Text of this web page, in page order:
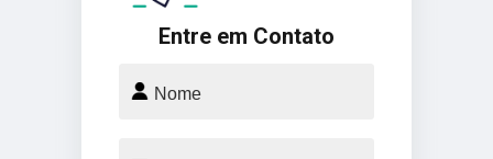
Entre em Contato